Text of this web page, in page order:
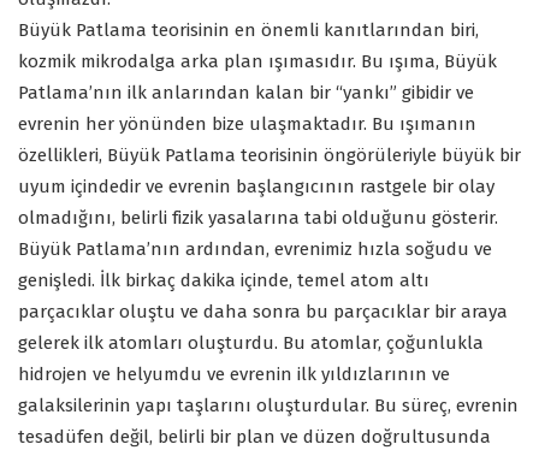
Büyük Patlama teorisinin en önemli kanıtlarından biri,
kozmik mikrodalga arka plan ışımasıdır. Bu ışıma, Büyük
Patlama’nın ilk anlarından kalan bir “yankı” gibidir ve
evrenin her yönünden bize ulaşmaktadır. Bu ışımanın
özellikleri, Büyük Patlama teorisinin öngörüleriyle büyük bir
uyum içindedir ve evrenin başlangıcının rastgele bir olay
olmadığını, belirli fizik yasalarına tabi olduğunu gösterir.
Büyük Patlama’nın ardından, evrenimiz hızla soğudu ve
genişledi. İlk birkaç dakika içinde, temel atom altı
parçacıklar oluştu ve daha sonra bu parçacıklar bir araya
gelerek ilk atomları oluşturdu. Bu atomlar, çoğunlukla
hidrojen ve helyumdu ve evrenin ilk yıldızlarının ve
galaksilerinin yapı taşlarını oluşturdular. Bu süreç, evrenin
tesadüfen değil, belirli bir plan ve düzen doğrultusunda